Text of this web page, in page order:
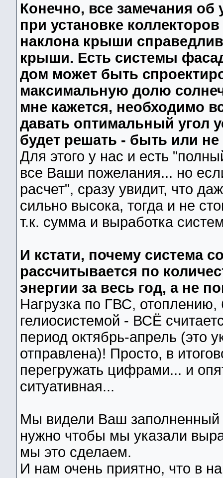
Конечно, все замечания
при установке
наклона крыши
крыши. Есть системы
дом может быть
максимальную долю
мне кажется, необходимо
давать оптимальный угол
будет решать - быть или
Для этого у нас и есть
все Ваши пожелания... но
расчет", сразу увидит, что
сильно высока, тогда и не
т.к. сумма и выработка
И кстати, почему система
рассчитывается по
энергии за весь год, а не
Нагрузка по ГВС, отоплению,
гелиосистемой - ВСЁ
период октябрь-апрель (это
отправлена)! Просто, в
перегружать цифрами... и
ситуативная...
Мы видели Ваш
нужно чтобы мы указали
мы это сделаем.
И нам очень приятно, что в